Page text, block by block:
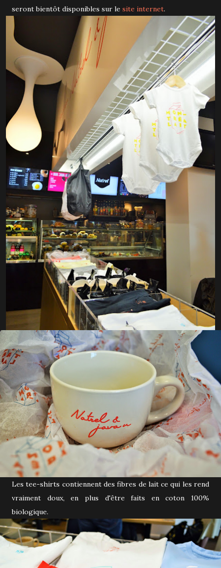
seront bientôt disponibles sur le site internet.
Les tee-shirts contiennent des fibres de lait ce qui les rend
vraiment doux, en plus d'être faits en coton 100%
biologique.